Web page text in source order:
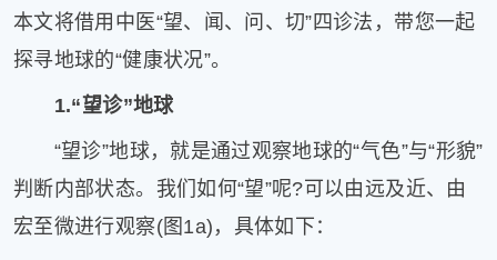
学
活
百
本文将借用中医“望、闻、问、切”四诊法，带您一起
探寻地球的“健康状况”。
1.“望诊”地球
“望诊”地球，就是通过观察地球的“气色”与“形貌”
判断内部状态。我们如何“望”呢?可以由远及近、由
宏至微进行观察(图1a)，具体如下：